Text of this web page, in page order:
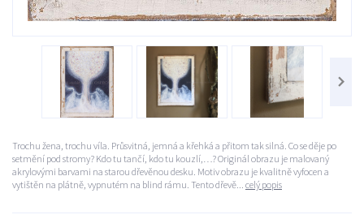
Trochu žena, trochu víla. Průsvitná, jemná a křehká a přitom tak silná. Co se děje po
setmění pod stromy? Kdo tu tančí, kdo tu kouzlí,…? Originál obrazu je malovaný
akrylovými barvami na starou dřevěnou desku. Motiv obrazu je kvalitně vyfocen a
vytištěn na plátně, vypnutém na blind rámu. Tento dřevě... celý popis